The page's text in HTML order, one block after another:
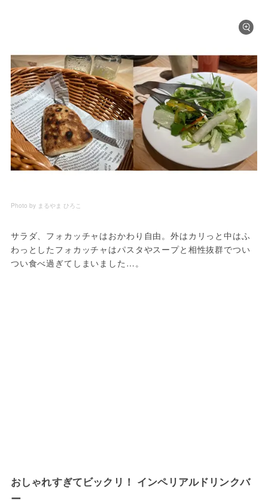
Photo by まるやま ひろこ
サラダ、フォカッチャはおかわり自由。外はカリっと中はふ
わっとしたフォカッチャはパスタやスープと相性抜群でつい
つい食べ過ぎてしまいました…。
おしゃれすぎてビックリ！ インペリアルドリンクバ